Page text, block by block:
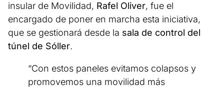
insular de Movilidad, Rafel Oliver, fue el
encargado de poner en marcha esta iniciativa,
que se gestionará desde la sala de control del
túnel de Sóller.
“Con estos paneles evitamos colapsos y
promovemos una movilidad más